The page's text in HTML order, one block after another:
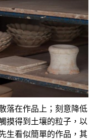
落在作品上；刻意降低
摸得到土壤的粒子，以
生看似簡單的作品，其